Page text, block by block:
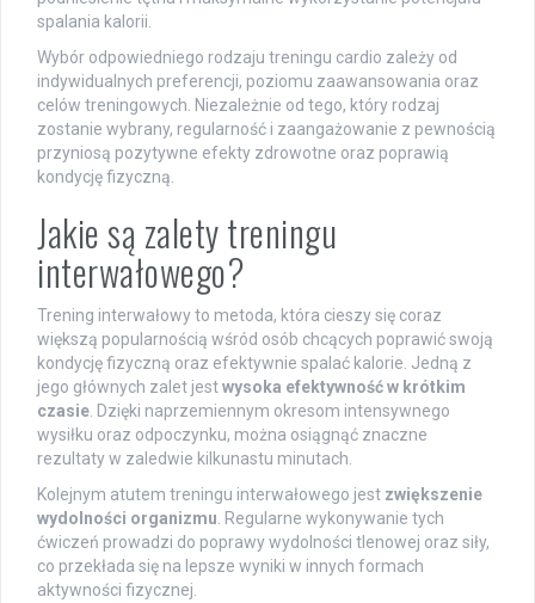
spalania kalorii.
Wybór odpowiedniego rodzaju treningu cardio zależy od
indywidualnych preferencji, poziomu zaawansowania oraz
celów treningowych. Niezależnie od tego, który rodzaj
zostanie wybrany, regularność i zaangażowanie z pewnością
przyniosą pozytywne efekty zdrowotne oraz poprawią
kondycję fizyczną.
Jakie są zalety treningu
interwałowego?
Trening interwałowy to metoda, która cieszy się coraz
większą popularnością wśród osób chcących poprawić swoją
kondycję fizyczną oraz efektywnie spalać kalorie. Jedną z
jego głównych zalet jestwysoka efektywność w krótkim
czasie . Dzięki naprzemiennym okresom intensywnego
wysiłku oraz odpoczynku, można osiągnąć znaczne
rezultaty w zaledwie kilkunastu minutach.
Kolejnym atutem treningu interwałowego jest zwiększenie
wydolności organizmu . Regularne wykonywanie tych
ćwiczeń prowadzi do poprawy wydolności tlenowej oraz siły,
co przekłada się na lepsze wyniki w innych formach
aktywności fizycznej.